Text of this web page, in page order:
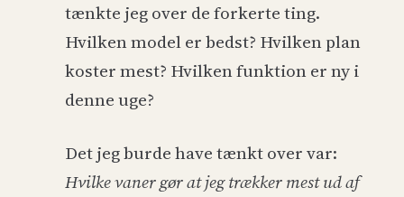
tænkte jeg over de forkerte ting.
Hvilken model er bedst? Hvilken plan
koster mest? Hvilken funktion er ny i
denne uge?
Det jeg burde have tænkt over var:
Hvilke vaner gør at jeg trækker mest ud af